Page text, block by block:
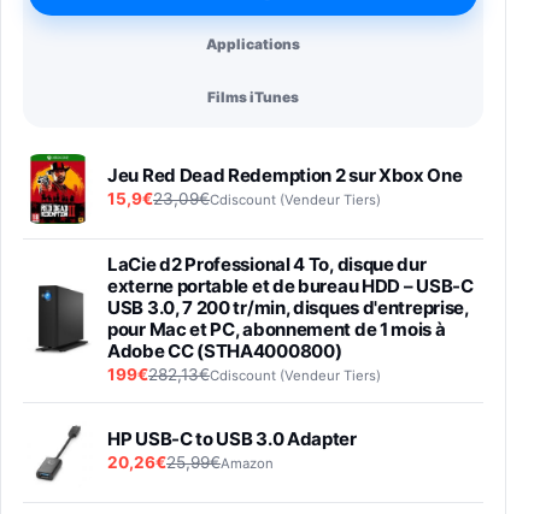
Applications
Films iTunes
Jeu Red Dead Redemption 2 sur Xbox One
15,9€23,09€Cdiscount (Vendeur Tiers)
LaCie d2 Professional 4 To, disque dur
externe portable et de bureau HDD – USB-C
USB 3.0, 7 200 tr/min, disques d'entreprise,
pour Mac et PC, abonnement de 1 mois à
Adobe CC (STHA4000800)
199€282,13€Cdiscount (Vendeur Tiers)
HP USB-C to USB 3.0 Adapter
20,26€25,99€Amazon